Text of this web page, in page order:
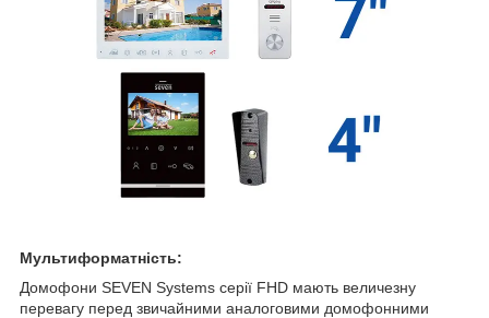
Мультиформатність:
Домофони SEVEN Systems серії FHD мають величезну
перевагу перед звичайними аналоговими домофонними